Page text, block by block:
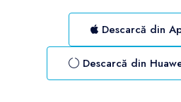
Descarcă din
Descarcă din